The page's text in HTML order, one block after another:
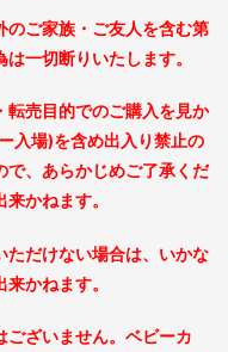
ご家族・ご友人を含む第
一切断りいたします。
売目的でのご購入を見か
入場)を含め出入り禁止の
、あらかじめご了承くだ
かねます。
だけない場合は、いかな
かねます。
ざいません。ベビーカ